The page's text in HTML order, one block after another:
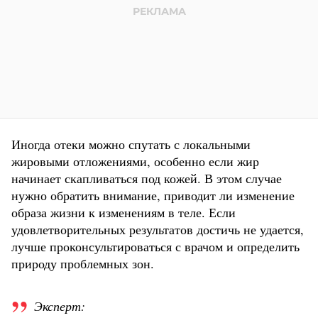
Иногда отеки можно спутать с локальными
жировыми отложениями, особенно если жир
начинает скапливаться под кожей. В этом случае
нужно обратить внимание, приводит ли изменение
образа жизни к изменениям в теле. Если
удовлетворительных результатов достичь не удается,
лучше проконсультироваться с врачом и определить
природу проблемных зон.
Эксперт: